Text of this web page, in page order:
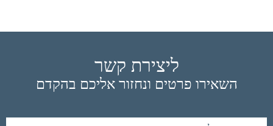
ליצירת קשר
השאירו פרטים ונחזור אליכם בהקדם